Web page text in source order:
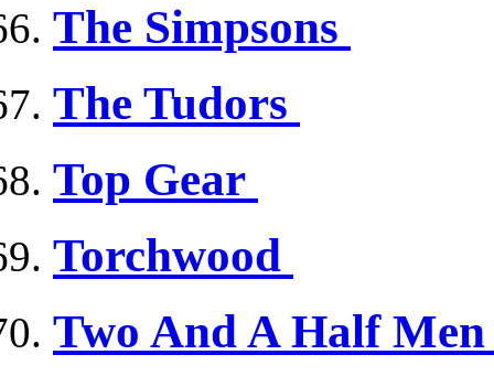
The Simpsons
The Tudors
Top Gear
Torchwood
Two And A Half